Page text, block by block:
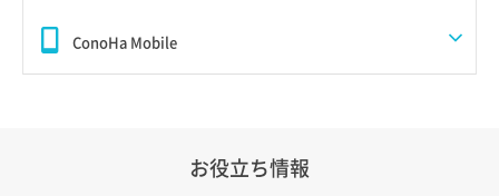
ConoHa Mobile
お役立ち情報